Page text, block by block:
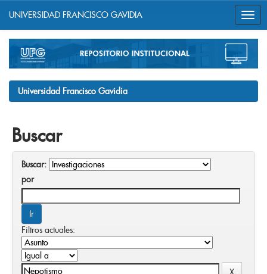
navigation
UNIVERSIDAD FRANCISCO GAVIDIA
Universidad Francisco Gavidia
Buscar
Buscar:
por
Filtros actuales: